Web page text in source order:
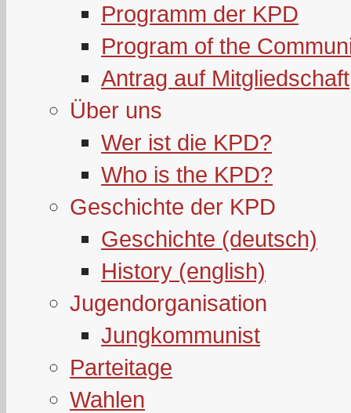
Programm der KPD
Program of the
Antrag auf Mitgliedschaft
Über uns
Wer ist die KPD?
Who is the KPD?
Geschichte der KPD
Geschichte (deutsch)
History (english)
Jugendorganisation
Jungkommunist
Parteitage
Wahlen